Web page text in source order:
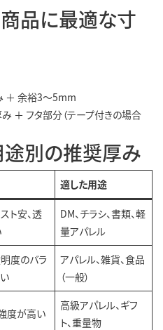
品に最適な寸
＋ 余裕3〜5mm
＋ フタ部分（テープ付きの場合
途別の推奨厚み
適した用途
ト安、透
DM、チラシ、書類、軽
量アパレル
度のバラ
アパレル、雑貨、食品
（一般）
度が高い
高級アパレル、ギフ
ト、重量物